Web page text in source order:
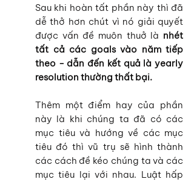
Sau khi hoàn tất phần này thì đã
dễ thở hơn chút vì nó giải quyết
được vấn đề muôn thuở là nhét
tất cả các goals vào năm tiếp
theo - dẫn đến kết quả là yearly
resolution thường thất bại.
Thêm một điểm hay của phần
này là khi chúng ta đã có các
mục tiêu và hướng về các mục
tiêu đó thì vũ trụ sẽ hình thành
các cách đề kéo chúng ta và các
mục tiêu lại với nhau. Luật hấp